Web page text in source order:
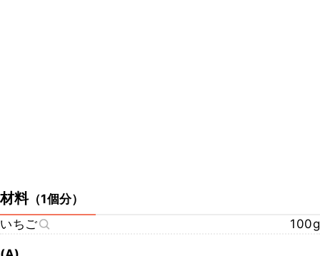
材料（1個分）
いちご
100g